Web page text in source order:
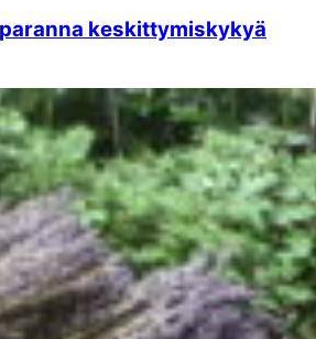
keskittymiskykyä